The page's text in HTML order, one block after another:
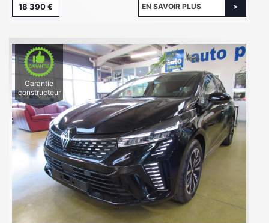
18 390 € EN SAVOIR PLUS
Garantie
constructeur